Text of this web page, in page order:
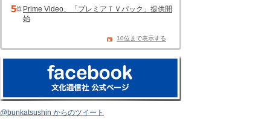
Prime Video、「プレミアＴＶパック」提供開
始
10位まで表示する
@bunkatsushin からのツイート